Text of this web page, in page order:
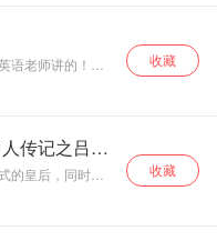
开店成为“万元
户”，刘铁军从车间
走向劳务市场，最
小雨在书信往来中
互勉，在时代变局
中追寻求学与成长
各有传奇，到底
月一一为您解
老师讲的！一
收藏
传记之吕雉
的皇后，同时她
女性临朝称制的
何从一个贤良淑
收藏